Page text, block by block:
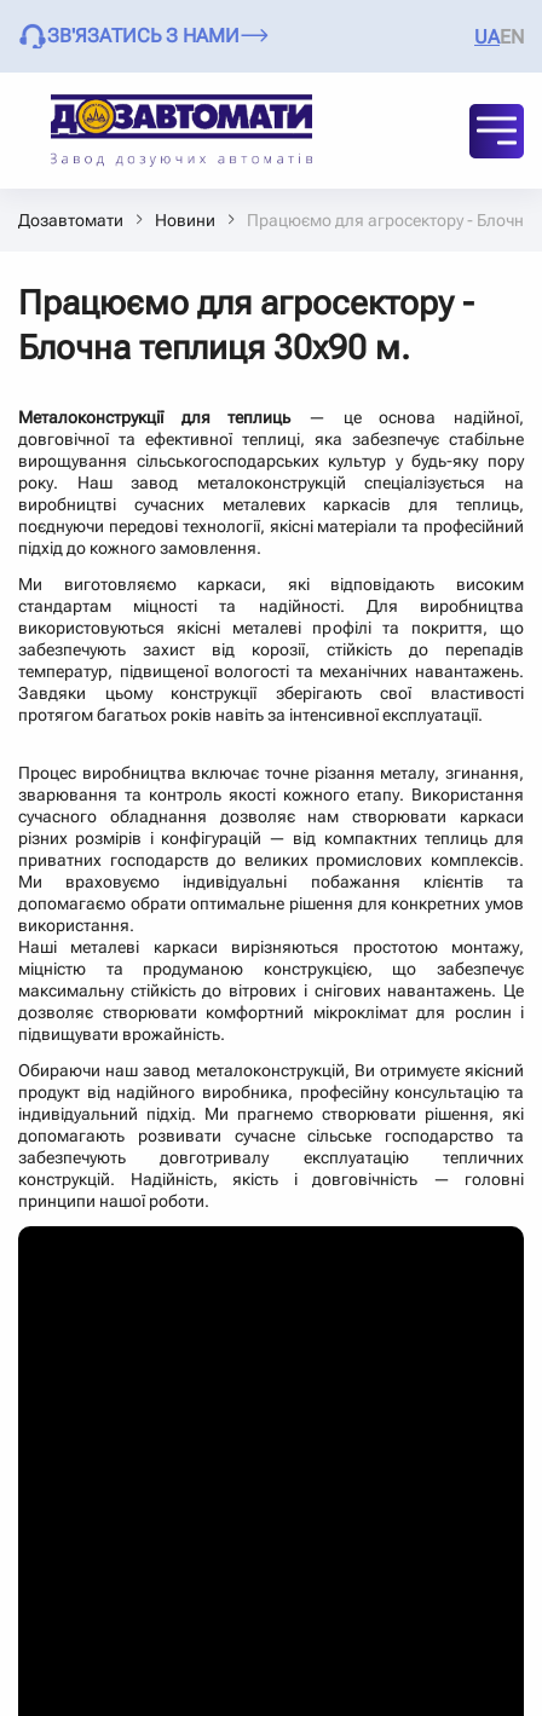
ЗВ'ЯЗАТИСЬ З НАМИ UAEN
Дозавтомати Новини Працюємо для агросектору - Блочна
Працюємо для агросектору -
Блочна теплиця 30х90 м.
Металоконструкції для теплиць— це основа надійної,
довговічної та ефективної теплиці, яка забезпечує стабільне
вирощування сільськогосподарських культур у будь-яку пору
року. Наш завод металоконструкцій спеціалізується на
виробництві сучасних металевих каркасів для теплиць,
поєднуючи передові технології, якісні матеріали та професійний
підхід до кожного замовлення.
Ми виготовляємо каркаси, які відповідають високим
стандартам міцності та надійності. Для виробництва
використовуються якісні металеві профілі та покриття, що
забезпечують захист від корозії, стійкість до перепадів
температур, підвищеної вологості та механічних навантажень.
Завдяки цьому конструкції зберігають свої властивості
протягом багатьох років навіть за інтенсивної експлуатації.
Процес виробництва включає точне різання металу, згинання,
зварювання та контроль якості кожного етапу. Використання
сучасного обладнання дозволяє нам створювати каркаси
різних розмірів і конфігурацій — від компактних теплиць для
приватних господарств до великих промислових комплексів.
Ми враховуємо індивідуальні побажання клієнтів та
допомагаємо обрати оптимальне рішення для конкретних умов
використання.
Наші металеві каркаси вирізняються простотою монтажу,
міцністю та продуманою конструкцією, що забезпечує
максимальну стійкість до вітрових і снігових навантажень. Це
дозволяє створювати комфортний мікроклімат для рослин і
підвищувати врожайність.
Обираючи наш завод металоконструкцій, Ви отримуєте якісний
продукт від надійного виробника, професійну консультацію та
індивідуальний підхід. Ми прагнемо створювати рішення, які
допомагають розвивати сучасне сільське господарство та
забезпечують довготривалу експлуатацію тепличних
конструкцій. Надійність, якість і довговічність — головні
принципи нашої роботи.